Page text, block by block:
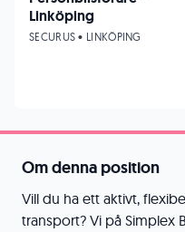
Om denna position
Vill du ha ett aktivt,
transport? Vi på Simplex
Linköping
SECURUS • LINKÖPING